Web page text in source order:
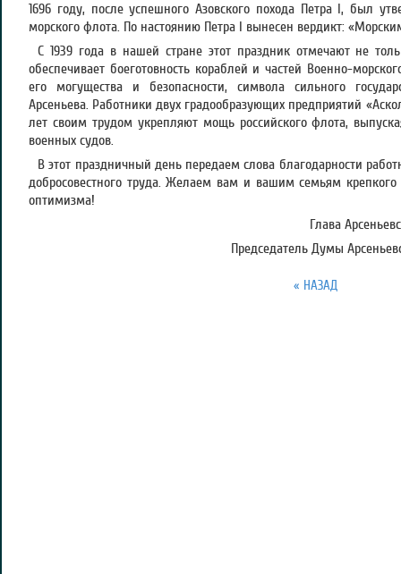
1696 году, после успешного Азовского похода Петра I, был
морского флота. По настоянию Петра I вынесен вердикт:
С 1939 года в нашей стране этот праздник отмечают не
обеспечивает боеготовность кораблей и частей Военно-
его могущества и безопасности, символа сильного
Арсеньева. Работники двух градообразующих предприятий
лет своим трудом укрепляют мощь российского флота,
военных судов.
В этот праздничный день передаем слова благодарности
добросовестного труда. Желаем вам и вашим семьям крепкого
оптимизма!
Глава
Председатель Думы
« НАЗАД